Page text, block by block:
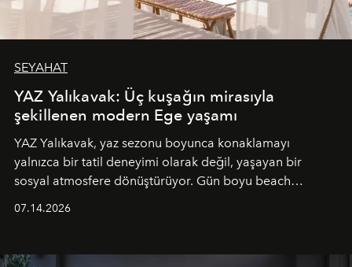
SEYAHAT
YAZ Yalıkavak: Üç kuşağın mirasıyla
şekillenen modern Ege yaşamı
YAZ Yalıkavak, yaz sezonu boyunca konaklamayı
yalnızca bir tatil deneyimi olarak değil, yaşayan bir
sosyal atmosfere dönüştürüyor. Gün boyu beach
tematik gastronomi geceleri misafirlerle buluşuyor.
07.14.2026